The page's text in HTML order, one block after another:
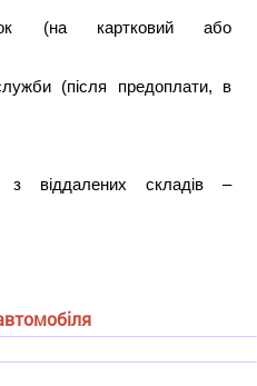
(на картковий або
(після предоплати, в
з віддалених складів –